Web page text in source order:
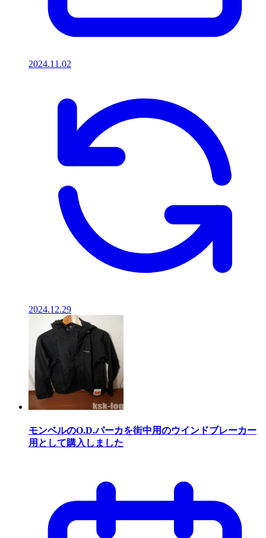
2024.11.02
2024.12.29
モンベルのO.D.パーカを街中用のウインドブレーカー
用として購入しました